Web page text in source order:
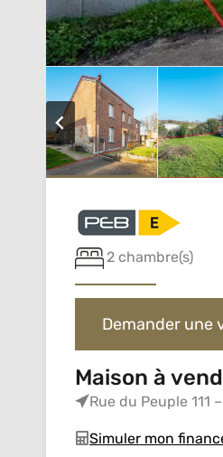
2 chambre(s)
Demander une
Maison à
Rue du Peuple 111
Simuler mon